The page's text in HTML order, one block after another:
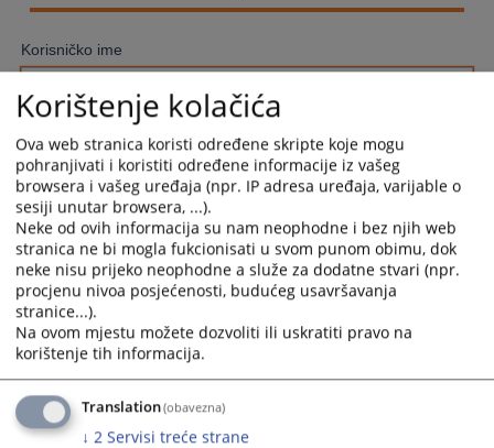
Korisničko ime
Lozinka
Zapamti me
Prijava
Zaboravili ste lozinku?
Korištenje kolačića
Ova web stranica koristi određene skripte koje mogu
pohranjivati i koristiti određene informacije iz vašeg
browsera i vašeg uređaja (npr. IP adresa uređaja, varijable o
sesiji unutar browsera, ...).
Neke od ovih informacija su nam neophodne i bez njih web
stranica ne bi mogla fukcionisati u svom punom obimu, dok
neke nisu prijeko neophodne a služe za dodatne stvari (npr.
procjenu nivoa posjećenosti, budućeg usavršavanja
stranice...).
Na ovom mjestu možete dozvoliti ili uskratiti pravo na
korištenje tih informacija.
Translation(obavezna)
↓ 2 Servisi treće strane